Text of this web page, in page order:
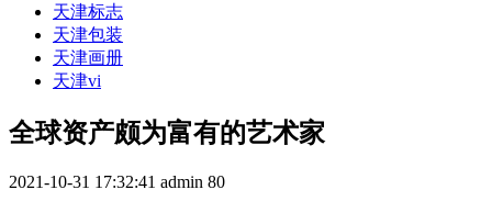
天津标志
天津包装
天津画册
天津vi
全球资产颇为富有的艺术家
2021-10-31 17:32:41 admin 80